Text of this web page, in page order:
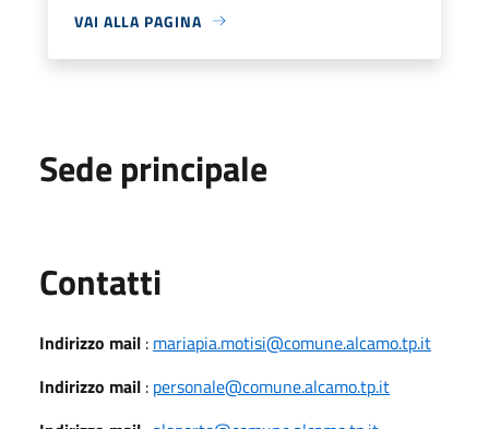
VAI ALLA PAGINA
Sede principale
Contatti
Indirizzo mail : mariapia.motisi@comune.alcamo.tp.it
Indirizzo mail : personale@comune.alcamo.tp.it